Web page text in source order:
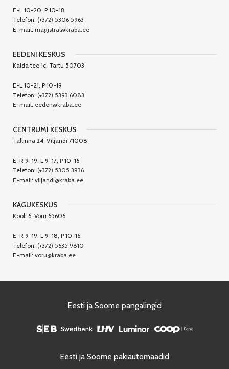
E-L 10-20, P 10-18
Telefon: (+372) 5306 5963
E-mail: magistral@kraba.ee
EEDENI KESKUS
Kalda tee 1c, Tartu 50703
E-L 10-21, P 10-19
Telefon: (+372) 5393 6083
E-mail: eeden@kraba.ee
CENTRUMI KESKUS
Tallinna 24, Viljandi 71008
E-R 9-19, L 9-17, P 10-16
Telefon: (+372) 5305 3936
E-mail: viljandi@kraba.ee
KAGUKESKUS
Kooli 6, Võru 65606
E-R 9-19, L 9-18, P 10-16
Telefon: (+372) 5635 9810
E-mail: voru@kraba.ee
Eesti ja Soome pangalingid
Eesti ja Soome pakiautomaadid